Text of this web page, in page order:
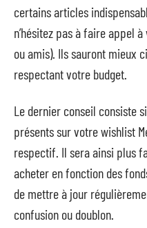
certains articles
n’hésitez pas à faire appel
ou amis). Ils sauront mieux
respectant votre budget.
Le dernier conseil consiste
présents sur votre wishlist
respectif. Il sera ainsi plus
acheter en fonction des
de mettre à jour
confusion ou doublon.